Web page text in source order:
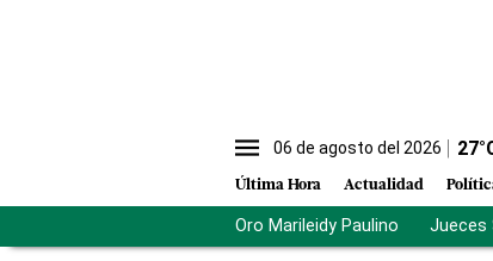
06 de agosto del 2026 27
Última Hora Actualidad
Oro Marileidy Paulino Jueces